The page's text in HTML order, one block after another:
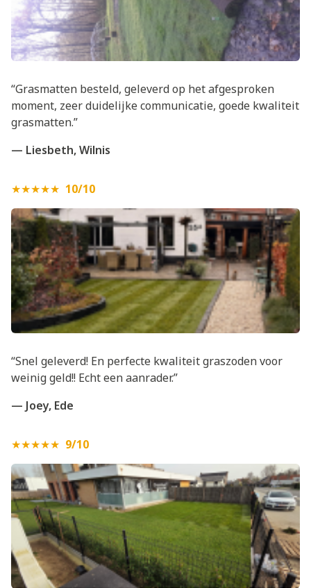
“Grasmatten besteld, geleverd op het afgesproken
moment, zeer duidelijke communicatie, goede kwaliteit
grasmatten.”
— Liesbeth, Wilnis
★★★★★ 10/10
“Snel geleverd! En perfecte kwaliteit graszoden voor
weinig geld!! Echt een aanrader.”
— Joey, Ede
★★★★★ 9/10